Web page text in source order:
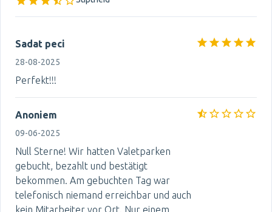
Sadat peci
28-08-2025
Perfekt!!!
Anoniem
09-06-2025
Null Sterne! Wir hatten Valetparken
gebucht, bezahlt und bestätigt
bekommen. Am gebuchten Tag war
telefonisch niemand erreichbar und auch
kein Mitarbeiter vor Ort. Nur einem